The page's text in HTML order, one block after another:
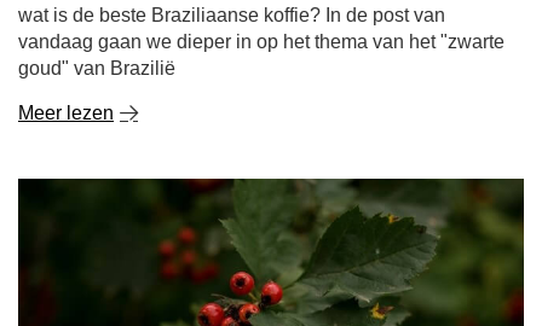
wat is de beste Braziliaanse koffie? In de post van
vandaag gaan we dieper in op het thema van het "zwarte
goud" van Brazilië
Meer lezen